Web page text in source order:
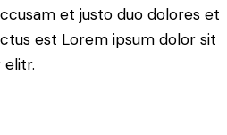
et justo duo dolores et
est Lorem ipsum dolor sit